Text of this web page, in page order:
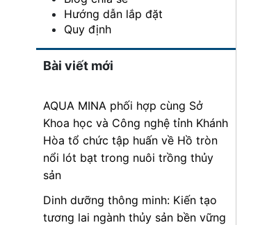
Hướng dẫn lắp đặt
Quy định
Bài viết mới
AQUA MINA phối hợp cùng Sở
Khoa học và Công nghệ tỉnh Khánh
Hòa tổ chức tập huấn về Hồ tròn
nổi lót bạt trong nuôi trồng thủy
sản
Dinh dưỡng thông minh: Kiến tạo
tương lai ngành thủy sản bền vững